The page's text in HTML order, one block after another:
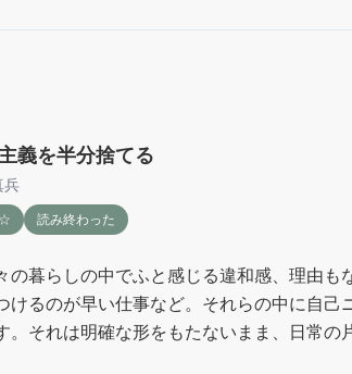
義を半分捨てる
兵
読み終わった
の暮らしの中でふと感じる違和感、理由
けるのが早い仕事など。それらの中に自己
。それは明確な形をもたないまま、日常の